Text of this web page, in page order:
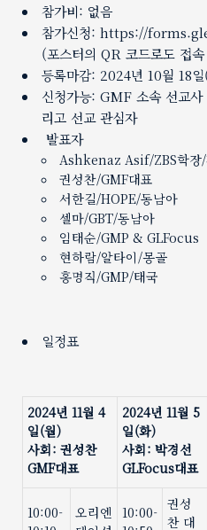
참가비: 없음
참가신청: https://
(포스터의 QR 코드로도 접
등록마감: 2024년 10월 18
신청가능: GMF 소속 선교
리고 선교 관심자
발표자
Ashkenaz Asif/ZBS학장/
권성찬/GMF대표
서한길/HOPE/동남아
셀마/GBT/동남아
임태순/GMP & GLFocus
현하람/알타이/몽골
홍명직/GMP/태국
일정표
2024년 11월 4
일(월)
사회: 권성찬
GMF대표
2024년 11월 5
일(화)
사회: 박경선
GLFocus대표
10:00-
오리엔
10:00- 권성
찬 대